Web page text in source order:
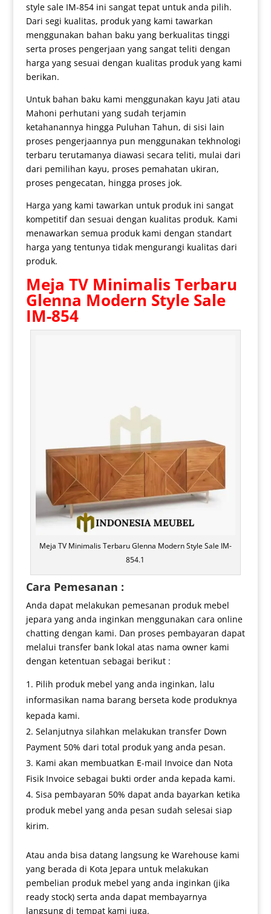
style sale IM-854 ini sangat tepat untuk anda pilih.
Dari segi kualitas, produk yang kami tawarkan
menggunakan bahan baku yang berkualitas tinggi
serta proses pengerjaan yang sangat teliti dengan
harga yang sesuai dengan kualitas produk yang kami
berikan.
Untuk bahan baku kami menggunakan kayu Jati atau
Mahoni perhutani yang sudah terjamin
ketahanannya hingga Puluhan Tahun, di sisi lain
proses pengerjaannya pun menggunakan tekhnologi
terbaru terutamanya diawasi secara teliti, mulai dari
dari pemilihan kayu, proses pemahatan ukiran,
proses pengecatan, hingga proses jok.
Harga yang kami tawarkan untuk produk ini sangat
kompetitif dan sesuai dengan kualitas produk. Kami
menawarkan semua produk kami dengan standart
harga yang tentunya tidak mengurangi kualitas dari
produk.
Meja TV Minimalis Terbaru
Glenna Modern Style Sale
IM-854
Meja TV Minimalis Terbaru Glenna Modern Style Sale IM-
854.1
Cara Pemesanan :
Anda dapat melakukan pemesanan produk mebel
jepara yang anda inginkan menggunakan cara online
chatting dengan kami. Dan proses pembayaran dapat
melalui transfer bank lokal atas nama owner kami
dengan ketentuan sebagai berikut :
Pilih produk mebel yang anda inginkan, lalu
informasikan nama barang berseta kode produknya
kepada kami.
Selanjutnya silahkan melakukan transfer Down
Payment 50% dari total produk yang anda pesan.
Kami akan membuatkan E-mail Invoice dan Nota
Fisik Invoice sebagai bukti order anda kepada kami.
Sisa pembayaran 50% dapat anda bayarkan ketika
produk mebel yang anda pesan sudah selesai siap
kirim.
Atau anda bisa datang langsung ke Warehouse kami
yang berada di Kota Jepara untuk melakukan
pembelian produk mebel yang anda inginkan (jika
ready stock) serta anda dapat membayarnya
langsung di tempat kami juga.